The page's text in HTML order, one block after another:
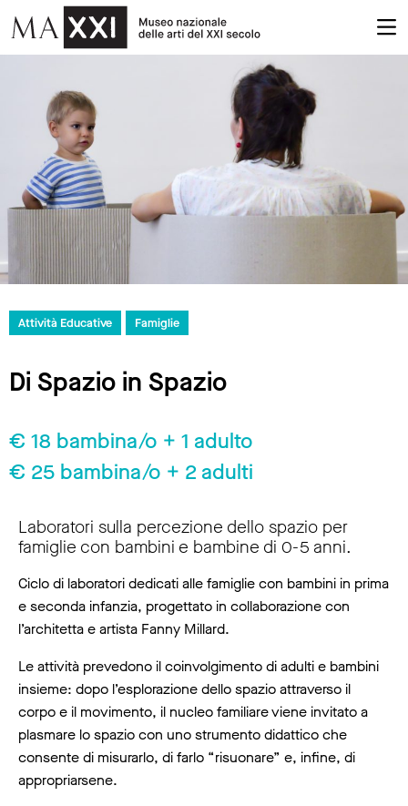
Attività Educative Famiglie
Di Spazio in Spazio
€ 18 bambina/o + 1 adulto
€ 25 bambina/o + 2 adulti
Laboratori sulla percezione dello spazio per
famiglie con bambini e bambine di 0-5 anni.
Ciclo di laboratori dedicati alle famiglie con bambini in prima
e seconda infanzia, progettato in collaborazione con
l’architetta e artista Fanny Millard.
Le attività prevedono il coinvolgimento di adulti e bambini
insieme: dopo l’esplorazione dello spazio attraverso il
corpo e il movimento, il nucleo familiare viene invitato a
plasmare lo spazio con uno strumento didattico che
consente di misurarlo, di farlo “risuonare” e, infine, di
appropriarsene.